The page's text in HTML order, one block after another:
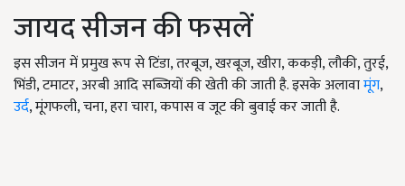
जायद सीजन की फसलें
इस सीजन में प्रमुख रूप से टिंडा, तरबूज, खरबूज, खीरा, ककड़ी, लौकी, तुरई,
भिंडी, टमाटर, अरबी आदि सब्जियों की खेती की जाती है. इसके अलावामूंग,
उर्द, मूंगफली, चना, हरा चारा, कपास व जूट की बुवाई कर जाती है.